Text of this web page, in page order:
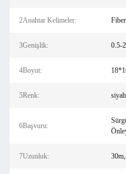
2Anahtar Kelimeler:
3Genişlik: 0.5-
4Boyut:
5Renk:
6Başvuru:
7Uzunluk: